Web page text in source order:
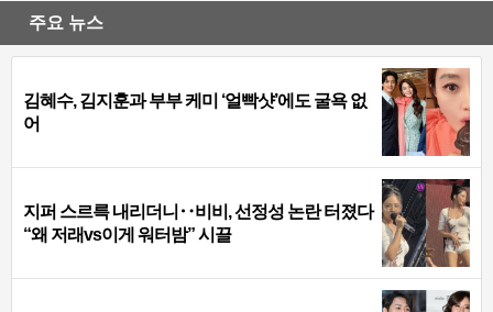
주요 뉴스
김혜수, 김지훈과 부부 케미 ‘얼빡샷’에도 굴욕 없
어
지퍼 스르륵 내리더니‥비비, 선정성 논란 터졌다
“왜 저래vs이게 워터밤” 시끌